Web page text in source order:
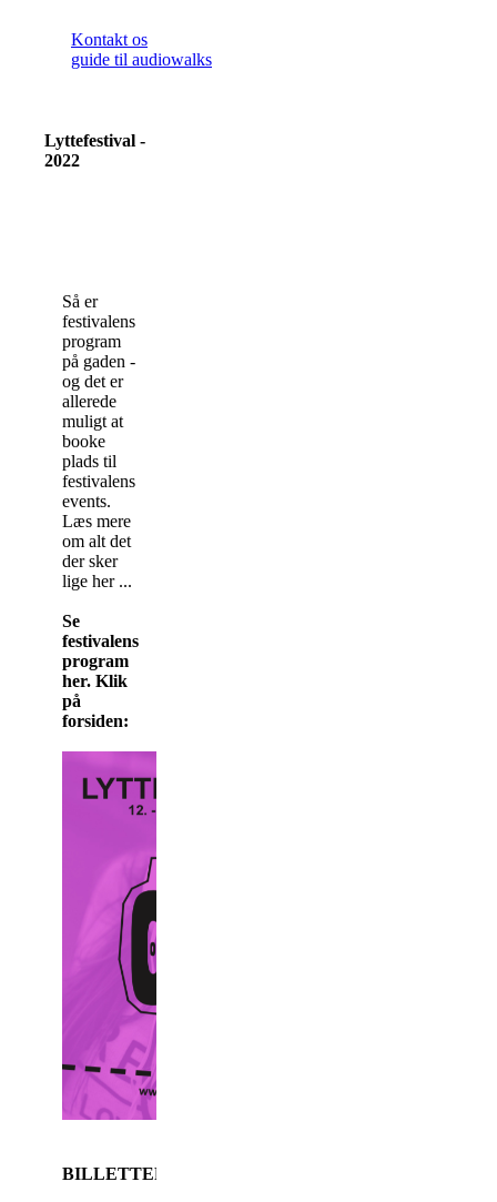
Kontakt os
guide til audiowalks
Lyttefestival -
2022
Så er
festivalens
program
på gaden -
og det er
allerede
muligt at
booke
plads til
festivalens
events.
Læs mere
om alt det
der sker
lige her ...
Se
festivalens
program
her. Klik
på
forsiden:
BILLETTER